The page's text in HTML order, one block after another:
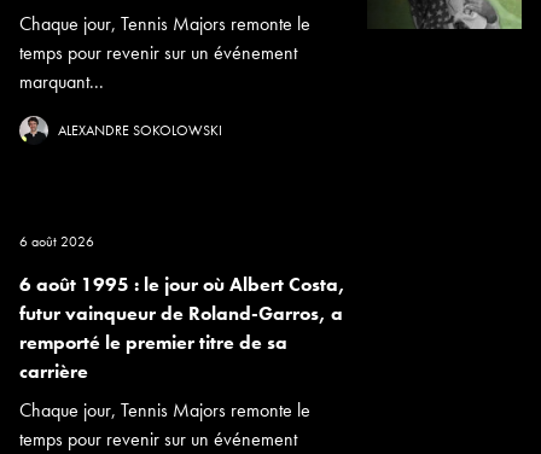
Chaque jour, Tennis Majors remonte le
temps pour revenir sur un événement
marquant...
ALEXANDRE SOKOLOWSKI
6 août 2026
6 août 1995 : le jour où Albert Costa,
futur vainqueur de Roland-Garros, a
remporté le premier titre de sa
carrière
Chaque jour, Tennis Majors remonte le
temps pour revenir sur un événement